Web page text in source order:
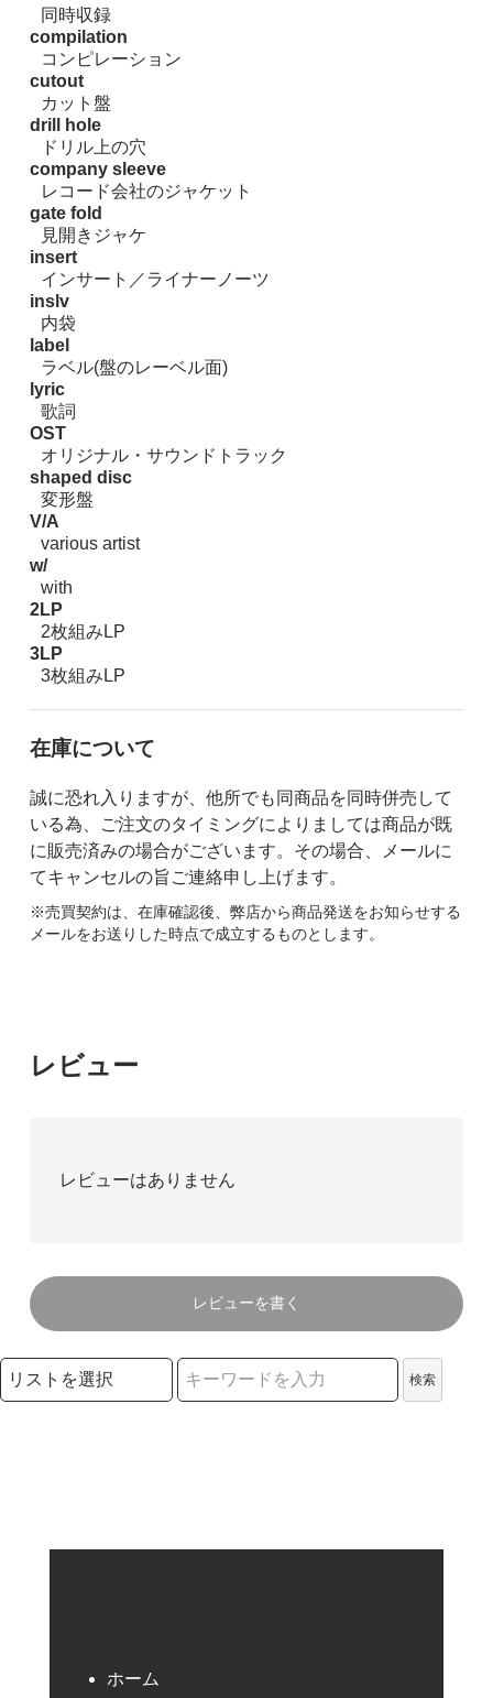
同時収録
compilation
コンピレーション
cutout
カット盤
drill hole
ドリル上の穴
company sleeve
レコード会社のジャケット
gate fold
見開きジャケ
insert
インサート／ライナーノーツ
inslv
内袋
label
ラベル(盤のレーベル面)
lyric
歌詞
OST
オリジナル・サウンドトラック
shaped disc
変形盤
V/A
various artist
w/
with
2LP
2枚組みLP
3LP
3枚組みLP
在庫について
誠に恐れ入りますが、他所でも同商品を同時併売して
いる為、ご注文のタイミングによりましては商品が既
に販売済みの場合がございます。その場合、メールに
てキャンセルの旨ご連絡申し上げます。
※売買契約は、在庫確認後、弊店から商品発送をお知らせする
メールをお送りした時点で成立するものとします。
レビュー
レビューはありません
レビューを書く
検索リストの選択
検索
ホーム